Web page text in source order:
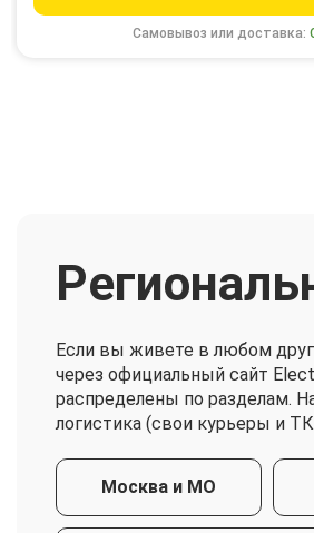
Самовывоз или доставка:
Если вы живете в любом
через официальный сайт
распределены по разделам.
логистика (свои курьеры и
Москва и МО